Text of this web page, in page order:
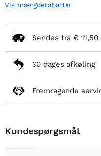
Vis mængderabatter
Sendes fra € 11,50
30 dages afkøling
Fremragende
Kundespørgsmål